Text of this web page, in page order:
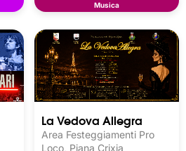
Musica
La Vedova Allegra
Area Festeggiamenti Pro
Loco, Piana Crixia